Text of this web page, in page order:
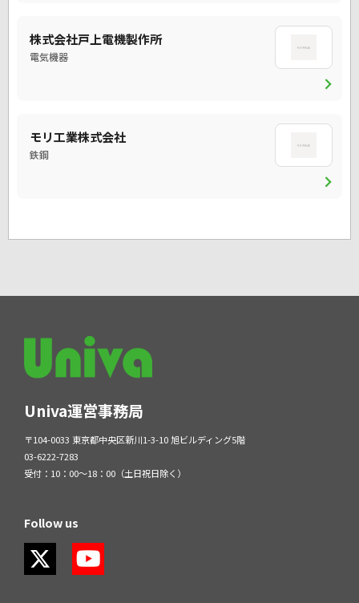
株式会社戸上電機製作所
電気機器
chevron_right
モリ工業株式会社
鉄鋼
chevron_right
Univa運営事務局
〒104-0033 東京都中央区新川1-3-10 旭ビルディング5階
03-6222-7283
受付：10：00～18：00（土日祝日除く）
Follow us